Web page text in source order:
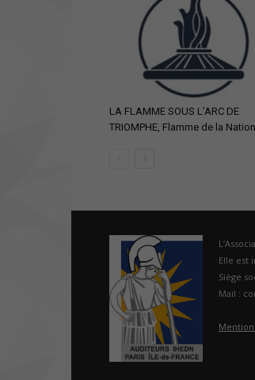
LA FLAMME SOUS L’ARC DE
TRIOMPHE, Flamme de la Nation
Elle est
Siège
Mail :